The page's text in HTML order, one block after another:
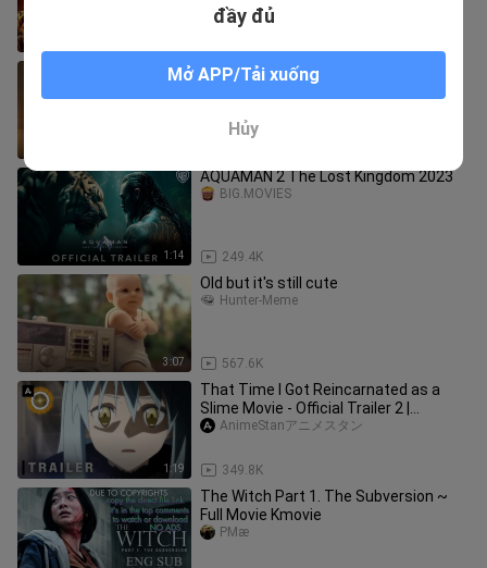
Shesh Body
1:14
AQUAMAN 2 The Lost Kingdom 2023
249.4K
BIG.MOVIES
3:07
Old but it's still cute
567.6K
Hunter-Meme
1:19
That Time I Got Reincarnated as a
Slime Movie - Official Trailer 2 |
AnimeStan
349.8K
AnimeStanアニメスタン
The Witch Part 1. The Subversion ~
Full Movie Kmovie
PMæ
đầy đủ
Mở APP/Tải xuống
Hủy